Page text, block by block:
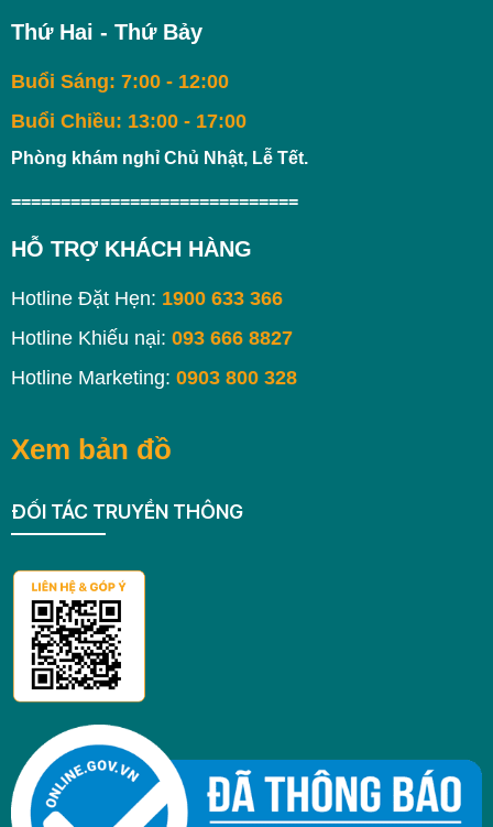
Thứ Hai - Thứ Bảy
Buổi Sáng: 7:00 - 12:00
Buổi Chiều: 13:00 - 17:00
Phòng khám nghỉ Chủ Nhật, Lễ Tết.
=============================
HỖ TRỢ KHÁCH HÀNG
Hotline Đặt Hẹn: 1900 633 366
Hotline Khiếu nại: 093 666 8827
Hotline Marketing: 0903 800 328
Xem bản đồ
ĐỐI TÁC TRUYỀN THÔNG